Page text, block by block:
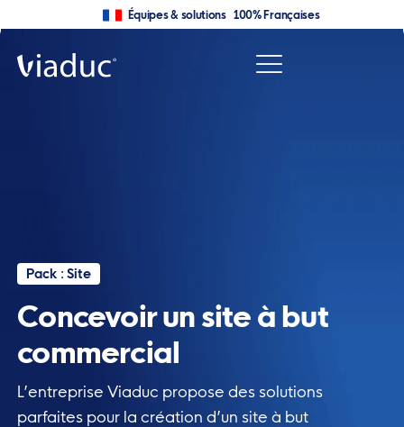
Équipes & solutions 100% Françaises
Pack : Site
Concevoir un site à but
commercial
L’entreprise Viaduc propose des solutions
parfaites pour la création d’un site à but